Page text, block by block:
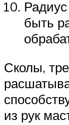
быть
Сколы,
из рук